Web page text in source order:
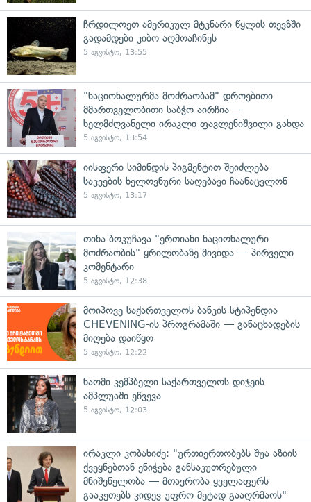
ჩრდილოეთ ამერიკულ მტკნარი წყლის თევზში
გადამდები კიბო აღმოაჩინეს
5 აგვისტო, 13:55
"ნაციონალურმა მოძრაობამ" დროებითი
მმართველობითი საბჭო აირჩია —
ხელმძღვანელი ირაკლი ფავლენიშვილი გახდა
5 აგვისტო, 13:54
იისფერი სიმინდის პიგმენტით შეიძლება
საკვების ხელოვნური საღებავი ჩაანაცვლონ
5 აგვისტო, 13:17
თინა ბოკუჩავა "ერთიანი ნაციონალური
მოძრაობის" ყრილობაზე მივიდა — პირველი
კომენტარი
5 აგვისტო, 12:38
მოიპოვე საქართველოს ბანკის სტიპენდია
CHEVENING-ის პროგრამაში — განაცხადების
მიღება დაიწყო
5 აგვისტო, 12:22
ნაომი კემპბელი საქართველოს დიჯეის
ამპლუაში ეწვევა
5 აგვისტო, 12:03
ირაკლი კობახიძე: "ურთიერთობებს შუა აზიის
ქვეყნებთან ენიჭება განსაკუთრებული
მნიშვნელობა — მთავრობა ყველაფერს
გააკეთებს კიდევ უფრო მეტად გააღრმაოს"